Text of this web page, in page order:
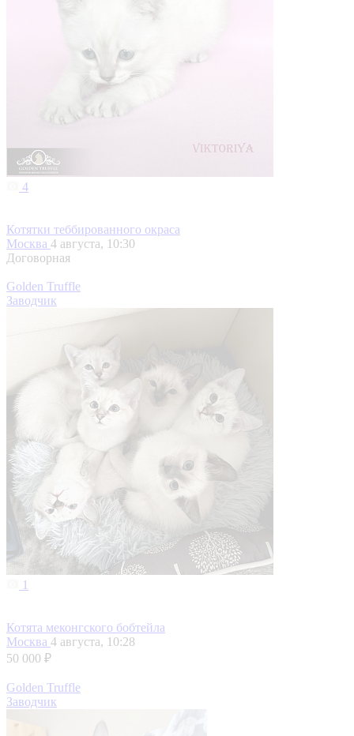
4
Котятки теббированного окраса
Москва 4 августа, 10:30
Договорная
Golden Truffle
Заводчик
1
Котята меконгского бобтейла
Москва 4 августа, 10:28
50 000 ₽
Golden Truffle
Заводчик